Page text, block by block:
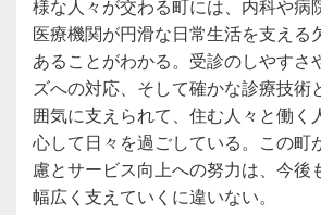
様な人々が交わる町には、内科や病
医療機関が円滑な日常生活を支える
あることがわかる。受診のしやすさ
ズへの対応、そして確かな診療技術
囲気に支えられて、住む人々と働く
心して日々を過ごしている。この町
慮とサービス向上への努力は、今後
幅広く支えていくに違いない。